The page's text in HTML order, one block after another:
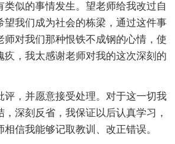
类似的事情发生。望老师给我改过自
望我们成为社会的栋梁，通过这件事
师对我们那种恨铁不成钢的心情，使
疚，我太感谢老师对我的这次深刻的
评，并愿意接受处理。对于这一切我
深刻反省，我保证以后认真学习，
信我能够记取教训、改正错误。